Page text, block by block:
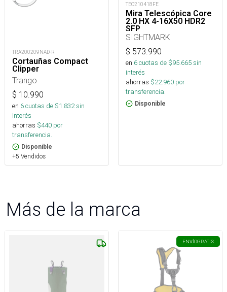
TRA200209NAD-R
Cortauñas Compact
Clipper
Trango
$ 10.990
en 6cuotas de $1.832sin
interés
ahorras $440 por
transferencia.
Disponible
+5 Vendidos
TEC210418FE
Mira Telescópica Core
2.0 HX 4-16X50 HDR2
SFP
SIGHTMARK
$ 573.990
en 6cuotas de $95.665sin
interés
ahorras $22.960 por
transferencia.
Disponible
Más de la marca
ENVÍOGRATIS